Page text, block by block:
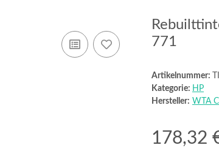
771
Artikelnummer:
Kategorie: HP
Hersteller: WTA
178,32